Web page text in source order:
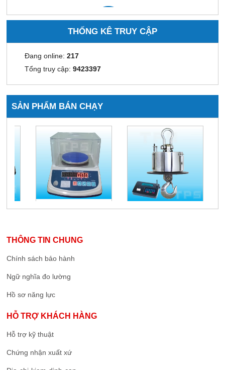
THỐNG KÊ TRUY CẬP
Đang online:217
Tổng truy cập:9423397
SẢN PHẨM BÁN CHẠY
THÔNG TIN CHUNG
Chính sách bảo hành
Ngữ nghĩa đo lường
Hồ sơ năng lực
HỖ TRỢ KHÁCH HÀNG
Hỗ trợ kỹ thuật
Chứng nhận xuất xứ